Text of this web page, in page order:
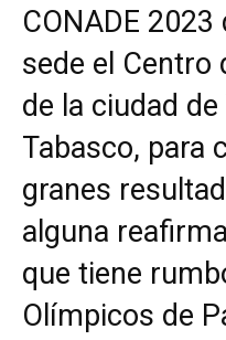
CONADE
sede el Centro
de la ciudad
Tabasco, para
granes
alguna
que tiene
Olímpicos de